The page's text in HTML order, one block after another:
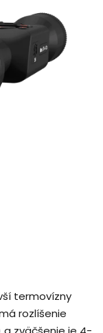
termovízny
rozlíšenie